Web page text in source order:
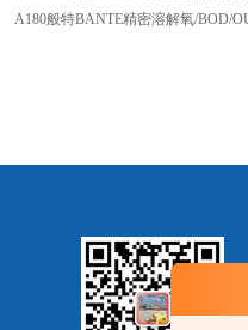
您
A180般特BANTE精密溶解氧/BOD/